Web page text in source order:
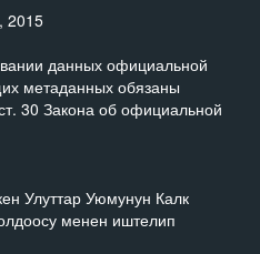
2015
данных официальной
метаданных обязаны
30 Закона об официальной
Улуттар Уюмунун Калк
менен иштелип